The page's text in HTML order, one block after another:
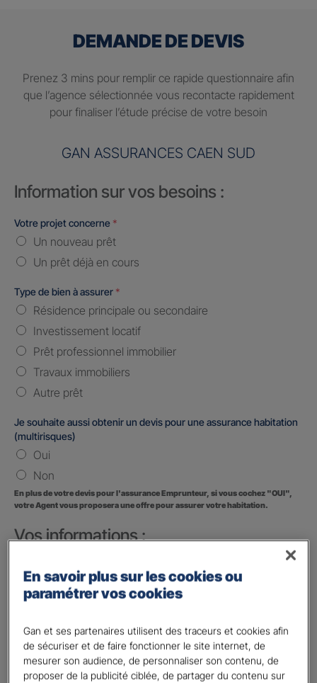
DEMANDE DE DEVIS
Prenez 3 mins pour remplir ce rapide questionnaire afin
que l’agence sélectionnée vous recontacte rapidement
pour finaliser l’étude précise de votre besoin
GAN ASSURANCES CAEN SUD
Information sur vos besoins :
Votre projet concerne *
Un nouveau prêt
Un prêt déjà en cours
Type de bien à assurer *
Résidence principale ou secondaire
Investissement locatif
Prêt professionnel immobilier
Travaux immobiliers
Autre prêt
Je souhaite aussi obtenir un devis pour une assurance habitation
(multirisques)
Oui
Non
En plus de votre devis pour l'assurance Emprunteur, si vous cochez "OUI",
votre Agent vous proposera une offre pour assurer votre habitation.
Vos informations :
Oui
Civilité*
Madame
Monsieur
En savoir plus sur les cookies ou
paramétrer vos cookies
Gan et ses partenaires utilisent des traceurs et cookies afin
de sécuriser et de faire fonctionner le site internet, de
mesurer son audience, de personnaliser son contenu, de
proposer de la publicité ciblée, de partager du contenu sur